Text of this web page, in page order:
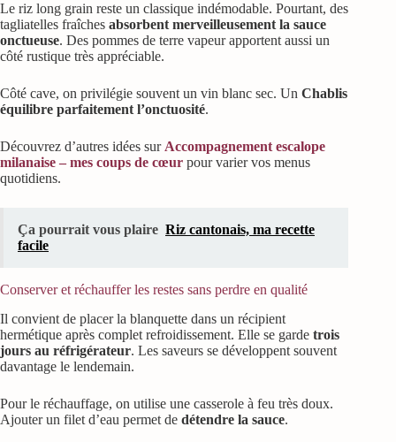
Le riz long grain reste un classique indémodable. Pourtant, des
tagliatelles fraîches absorbent merveilleusement la sauce
onctueuse. Des pommes de terre vapeur apportent aussi un
côté rustique très appréciable.
Côté cave, on privilégie souvent un vin blanc sec. Un Chablis
équilibre parfaitement l’onctuosité.
Découvrez d’autres idées sur Accompagnement escalope
milanaise – mes coups de cœur pour varier vos menus
quotidiens.
Ça pourrait vous plaire Riz cantonais, ma recette
facile
Conserver et réchauffer les restes sans perdre en qualité
Il convient de placer la blanquette dans un récipient
hermétique après complet refroidissement. Elle se garde trois
jours au réfrigérateur. Les saveurs se développent souvent
davantage le lendemain.
Pour le réchauffage, on utilise une casserole à feu très doux.
Ajouter un filet d’eau permet de détendre la sauce.